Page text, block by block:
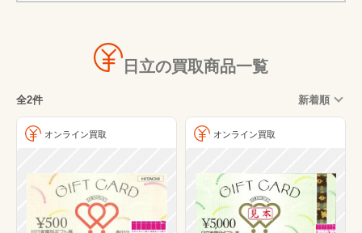
日立の買取商品一覧
全2件 新着順
オンライン買取 オンライン買取